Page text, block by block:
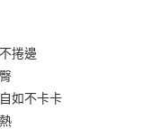
捲邊
如不卡卡